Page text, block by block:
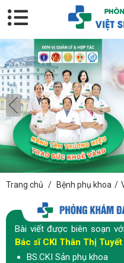
Trang chủ / Bệnh phụ khoa /
Bài viết được biên soạn
Bác sĩ CKI Thân Thị
BS.CKI Sản phụ khoa